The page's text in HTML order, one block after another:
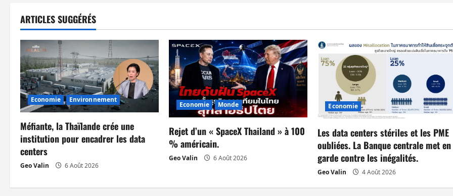
g
a
t
i
o
n
d
ARTICLES SUGGÉRÉS
Economie Environnement
Méfiante, la Thaïlande crée une
institution pour encadrer les data
centers
Geo Valin 6 Août 2026
Economie Monde
Rejet d’un « SpaceX Thailand » à 100
% américain.
Geo Valin 6 Août 2026
Economie
Les data centers stériles et les PME
oubliées. La Banque centrale met en
garde contre les inégalités.
Geo Valin 4 Août 2026